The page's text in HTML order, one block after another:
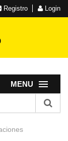
Registro Login
MENU